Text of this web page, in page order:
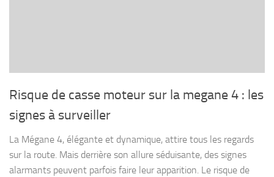
Risque de casse moteur sur la megane 4 : les
signes à surveiller
La Mégane 4, élégante et dynamique, attire tous les regards
sur la route. Mais derrière son allure séduisante, des signes
alarmants peuvent parfois faire leur apparition. Le risque de